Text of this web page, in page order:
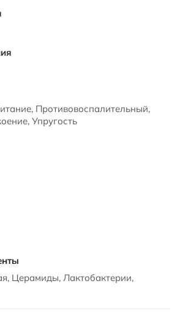
Противовоспалительный,
Упругость
Церамиды, Лактобактерии,